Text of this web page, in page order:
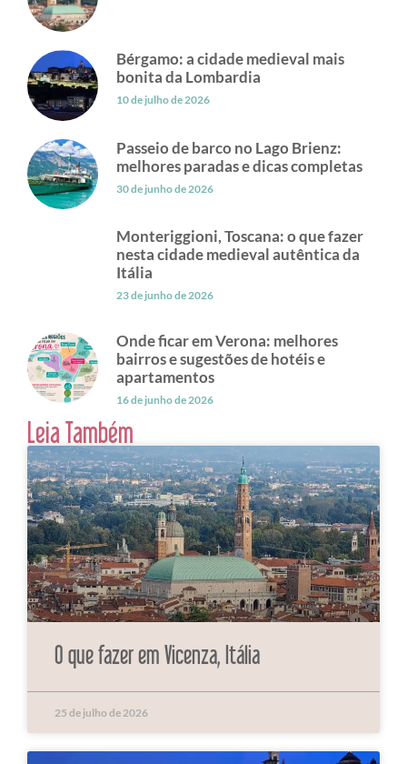
Bérgamo: a cidade medieval mais
bonita da Lombardia
10 de julho de 2026
Passeio de barco no Lago Brienz:
melhores paradas e dicas completas
30 de junho de 2026
Monteriggioni, Toscana: o que fazer
nesta cidade medieval autêntica da
Itália
23 de junho de 2026
Onde ficar em Verona: melhores
bairros e sugestões de hotéis e
apartamentos
16 de junho de 2026
Leia Também
O que fazer em Vicenza, Itália
25 de julho de 2026